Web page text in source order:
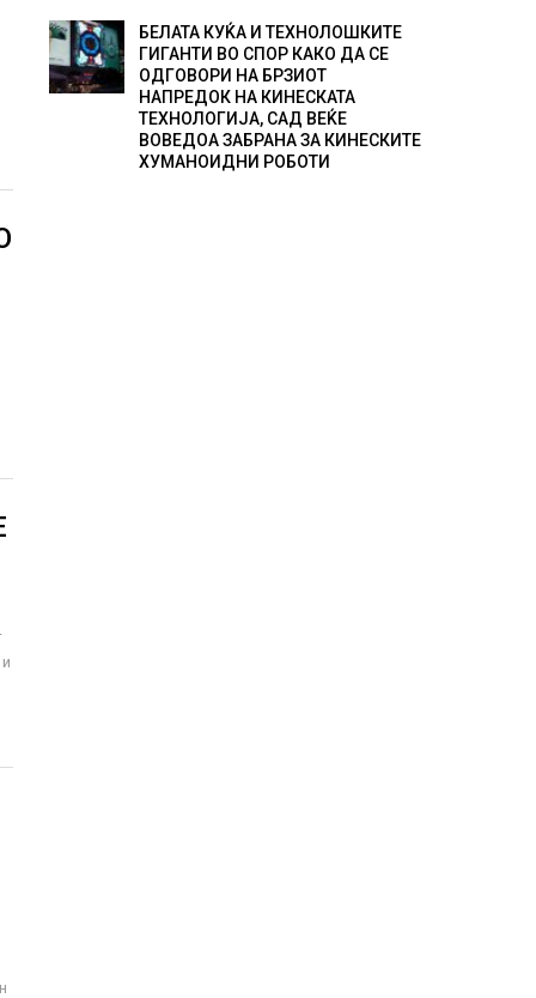
БЕЛАТА КУЌА И ТЕХНОЛОШКИТЕ
ГИГАНТИ ВО СПОР КАКО ДА СЕ
ОДГОВОРИ НА БРЗИОТ
НАПРЕДОК НА КИНЕСКАТА
ТЕХНОЛОГИЈА, САД ВЕЌЕ
ВОВЕДОА ЗАБРАНА ЗА КИНЕСКИТЕ
ХУМАНОИДНИ РОБОТИ